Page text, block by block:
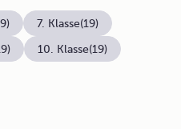
7. Klasse(19)
10. Klasse(19)